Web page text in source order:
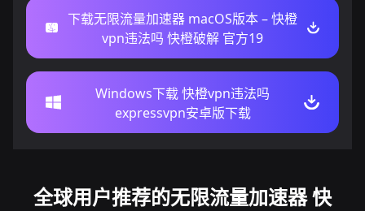
下载无限流量加速器 macOS版本 – 快橙
vpn违法吗 快橙破解 官方19
Windows下载 快橙vpn违法吗
expressvpn安卓版下载
全球用户推荐的无限流量加速器 快